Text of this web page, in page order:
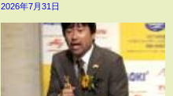
2026年7月31日